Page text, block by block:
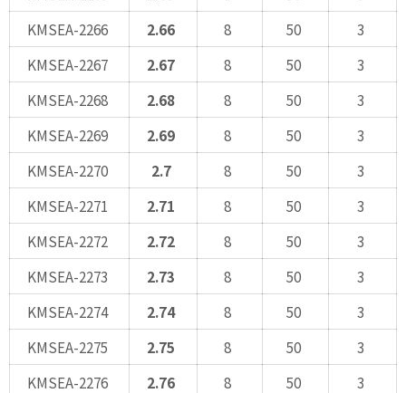
KMSEA-2266
2.66 8 50
3
KMSEA-2267
2.67 8 50
3
KMSEA-2268
2.68 8 50
3
KMSEA-2269
2.69 8 50
3
KMSEA-2270
2.7 8 50
3
KMSEA-2271
2.71 8 50
3
KMSEA-2272
2.72 8 50
3
KMSEA-2273
2.73 8 50
3
KMSEA-2274
2.74 8 50
3
KMSEA-2275
2.75 8 50
3
KMSEA-2276
2.76 8 50
3